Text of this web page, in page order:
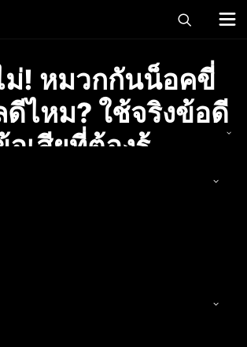
ม่! หมวกกันน็อคขี่
ดีไหม? ใช้จริงข้อดี
อเสียที่ต้องรู้